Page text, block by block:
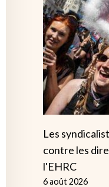
Les
contre les
l'EHRC
6 août 2026